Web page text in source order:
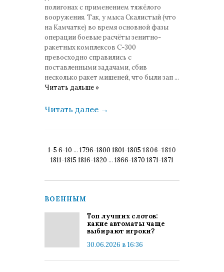
полигонах с применением тяжёлого
вооружения. Так, у мыса Скалистый (что
на Камчатке) во время основной фазы
операции боевые расчёты зенитно-
ракетных комплексов С-300
превосходно справились с
поставленными задачами, сбив
несколько ракет мишеней, что были зап ...
Читать дальше »
Читать далее →
1-5 6-10 ... 1796-1800 1801-1805 1806-1810
1811-1815 1816-1820 ... 1866-1870 1871-1871
ВОЕННЫМ
Топ лучших слотов:
какие автоматы чаще
выбирают игроки?
30.06.2026 в 16:36